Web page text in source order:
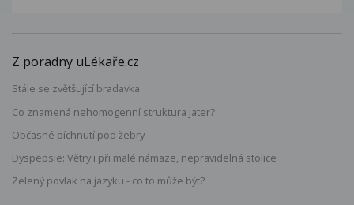
Z poradny uLékaře.cz
Stále se zvětšující bradavka
Co znamená nehomogenní struktura jater?
Občasné píchnutí pod žebry
Dyspepsie: Větry i při malé námaze, nepravidelná stolice
Zelený povlak na jazyku - co to může být?